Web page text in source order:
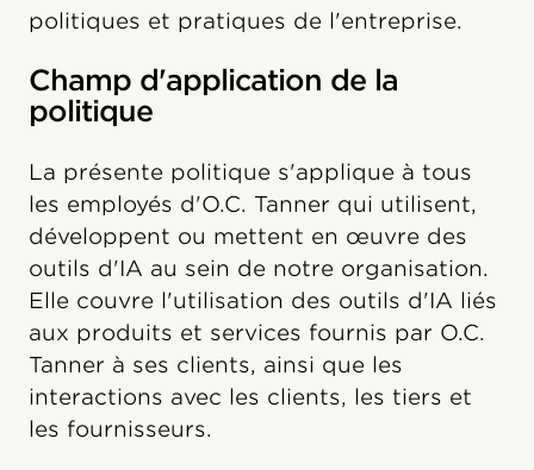
politiques et pratiques de l'entreprise.
Champ d'application de la
politique
La présente politique s'applique à tous
les employés d'O.C. Tanner qui utilisent,
développent ou mettent en œuvre des
outils d'IA au sein de notre organisation.
Elle couvre l'utilisation des outils d'IA liés
aux produits et services fournis par O.C.
Tanner à ses clients, ainsi que les
interactions avec les clients, les tiers et
les fournisseurs.